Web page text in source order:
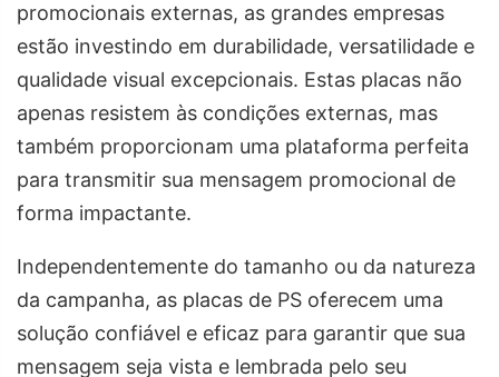
promocionais externas, as grandes empresas
estão investindo em durabilidade, versatilidade e
qualidade visual excepcionais. Estas placas não
apenas resistem às condições externas, mas
também proporcionam uma plataforma perfeita
para transmitir sua mensagem promocional de
forma impactante.
Independentemente do tamanho ou da natureza
da campanha, as placas de PS oferecem uma
solução confiável e eficaz para garantir que sua
mensagem seja vista e lembrada pelo seu